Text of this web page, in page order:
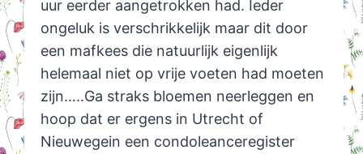
uur eerder aangetrokken had. Ieder
ongeluk is verschrikkelijk maar dit door
een mafkees die natuurlijk eigenlijk
helemaal niet op vrije voeten had moeten
zijn…..Ga straks bloemen neerleggen en
hoop dat er ergens in Utrecht of
Nieuwegein een condoleanceregister